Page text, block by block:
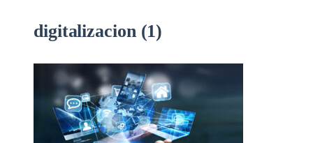
digitalizacion (1)